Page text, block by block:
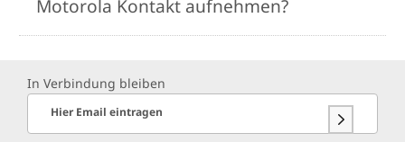
Motorola Kontakt aufnehmen?
In Verbindung bleiben
Hier Email eintragen